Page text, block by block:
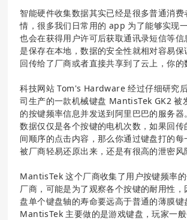
智能硬件收集数据其实已经是很多普通消费
情，很多我们日常用的 app 为了能够实现
也会在获得用户许可后获取通讯录短信等信
是保存在本地，数据的安全性就相对容易保
回传给了厂商或者直接共享到了云上，你的
科技网站 Tom's Hardware 经过仔细研究
司生产的一款机械键盘 MantisTek GK2 被
的按键频率信息并发送到阿里巴巴的服务器
数据仅仅是各个按键的电机次数，如果回传
间顺序的点击内容，那么你通过键盘打的每
被厂商轻易还原出来，还是有很高的泄密风
MantisTek 这个厂商收集了用户按键频率
厂商，可能是为了观察各个按键的耐用性，
盘单个键盘轴的寿命要远高于普通的薄膜键
MantisTek 主要做的是游戏键盘，玩家一